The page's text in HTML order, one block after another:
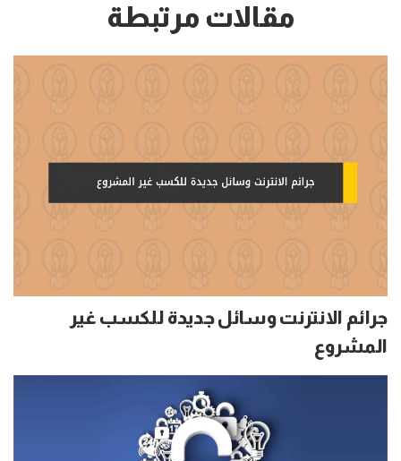
مقالات مرتبطة
جرائم الانترنت وسائل جديدة للكسب غير
المشروع